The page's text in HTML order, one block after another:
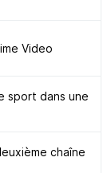
Video
sport dans une
chaîne